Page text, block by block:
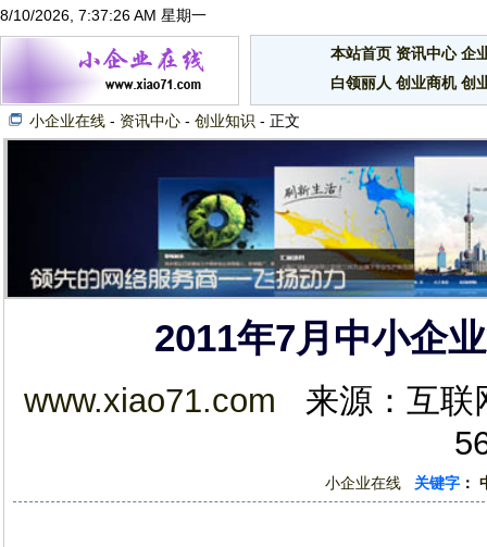
8/10/2026, 7:37:26 AM 星期一
本站首页 资讯中心 企
白领丽人 创业商机 创
小企业在线 - 资讯中心 - 创业知识 - 正文
2011年7月中小企
www.xiao71.com 来源：互
小企业在线 关键字 ：